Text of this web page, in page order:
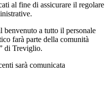
al fine di assicurare il regolare
benvenuto a tutto il personale
farà parte della comunità
di Treviglio.
sarà comunicata